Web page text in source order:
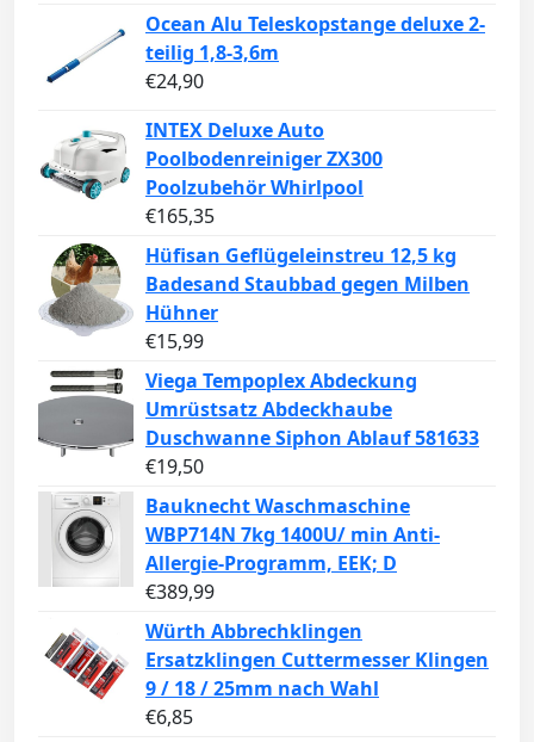
Ocean Alu Teleskopstange deluxe 2-
teilig 1,8-3,6m
€24,90
INTEX Deluxe Auto
Poolbodenreiniger ZX300
Poolzubehör Whirlpool
€165,35
Hüfisan Geflügeleinstreu 12,5 kg
Badesand Staubbad gegen Milben
Hühner
€15,99
Viega Tempoplex Abdeckung
Umrüstsatz Abdeckhaube
Duschwanne Siphon Ablauf 581633
€19,50
Bauknecht Waschmaschine
WBP714N 7kg 1400U/ min Anti-
Allergie-Programm, EEK; D
€389,99
Würth Abbrechklingen
Ersatzklingen Cuttermesser Klingen
9 / 18 / 25mm nach Wahl
€6,85